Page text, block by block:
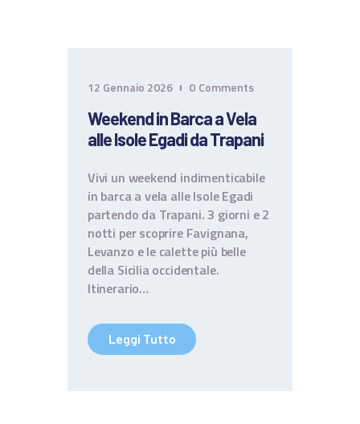
12 Gennaio 2026 0 Comments
Weekend in Barca a Vela
alle Isole Egadi da Trapani
Vivi un weekend indimenticabile
in barca a vela alle Isole Egadi
partendo da Trapani. 3 giorni e 2
notti per scoprire Favignana,
Levanzo e le calette più belle
della Sicilia occidentale.
Itinerario…
Leggi Tutto